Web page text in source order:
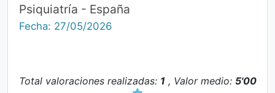
Psiquiatría - España
Fecha: 27/05/2026
Total valoraciones realizadas: 1 , Valor medio: 5'00